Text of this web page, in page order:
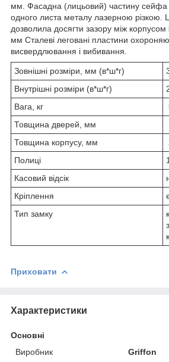
мм. Фасадна (лицьовий) частину сейфа і
одного листа металу лазерною різкою.
дозволила досягти зазору між
мм Сталеві леговані пластини
висвердлювання і вибивання.
Зовнішні розміри, мм (в*ш*г)
Внутрішні розміри (в*ш*г)
Вага, кг
Товщина дверей, мм
Товщина корпусу, мм
Полиці
Касовий відсік
Кріплення
Тип замку
Приховати
Характеристики
Основні
Виробник
Griffon